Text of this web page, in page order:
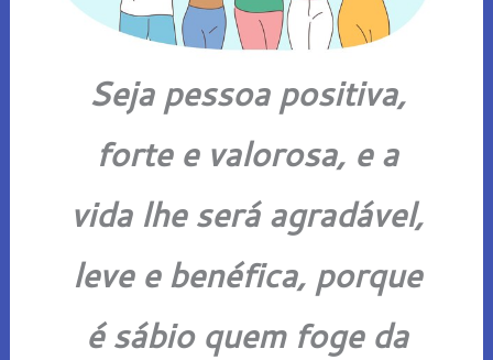
Seja pessoa positiva,
forte e valorosa, e a
vida lhe será agradável,
leve e benéfica, porque
é sábio quem foge da